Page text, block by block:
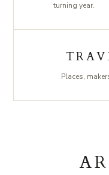
turning year.
Places,